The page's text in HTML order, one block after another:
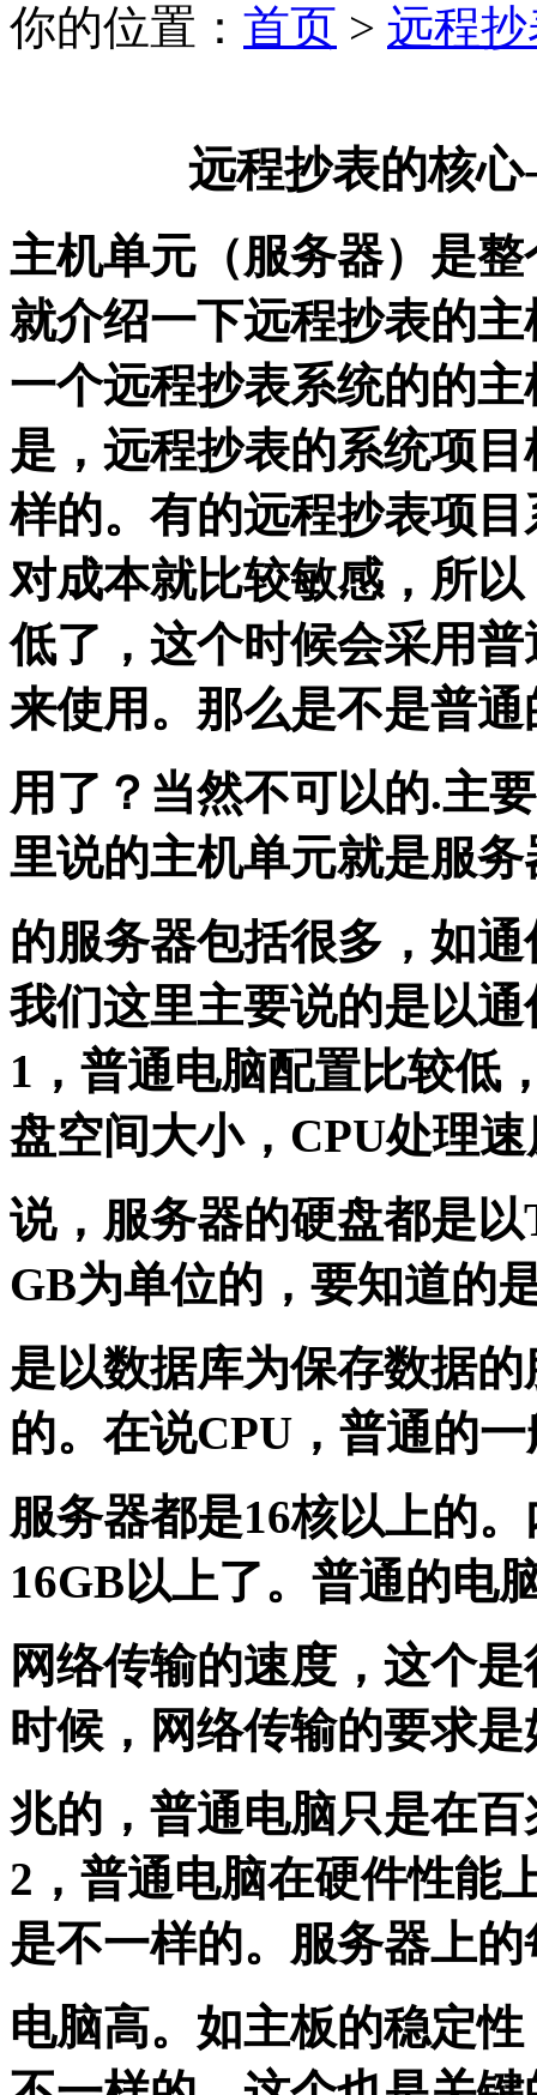
你的位置： 首页 > 远程
远程抄表的核
主机单元（服务器）是整
就介绍一下远程抄表的
一个远程抄表系统的的
是，远程抄表的系统项
样的。有的远程抄表项
对成本就比较敏感，所
低了，这个时候会采用
来使用。那么是不是普
用了？当然不可以的.主
里说的主机单元就是服
的服务器包括很多，如
我们这里主要说的是以
1，普通电脑配置比较低
盘空间大小，CPU处理
说，服务器的硬盘都是
GB为单位的，要知道的
是以数据库为保存数据
的。在说CPU，普通的
服务器都是16核以上的
16GB以上了。普通的电
网络传输的速度，这个
时候，网络传输的要求
兆的，普通电脑只是在
2，普通电脑在硬件性能
是不一样的。服务器上
电脑高。如主板的稳定